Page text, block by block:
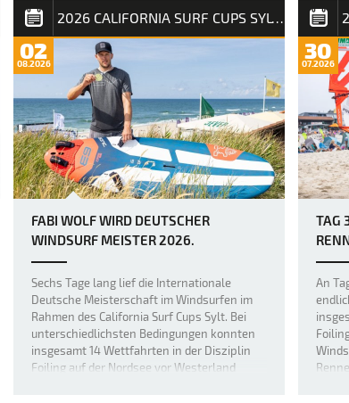
2026 CALIFORNIA SURF CUPS SYLT / INTERNATIONALE DEUTSCHE MEISTERSCHAFT
02
08.2026
FABI WOLF WIRD DEUTSCHER
WINDSURF MEISTER 2026.
Sechs Tage lang lief die Internationale
Deutsche Meisterschaft im Windsurfen im
Rahmen des California Surf Cups Sylt. Bei
unterschiedlichsten Bedingungen konnten
insgesamt 14 Wettfahrten in der Disziplin
Foiling auf der Nordsee vor Westerland
30
07.2026
TAG
An